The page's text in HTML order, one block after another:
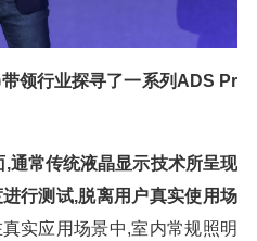
领行业探寻了一系列ADS Pr
通常传统液晶显示技术所呈现
行测试,脱离用户真实使用场
真实应用场景中,室内常规照明